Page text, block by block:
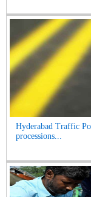
Hyderabad Traffic
processions...